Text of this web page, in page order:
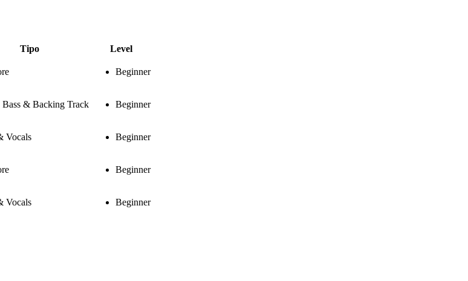
Tipo Level
Beginner
Bass & Backing Track Beginner
Vocals Beginner
Beginner
Vocals Beginner